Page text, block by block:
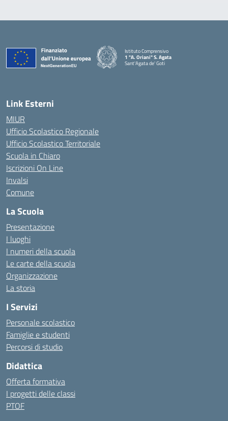
Istituto Comprensivo
1 "A. Oriani" S. Agata
Sant'Agata de' Goti
— Visita la pagina iniziale della scuola
Link Esterni
MIUR
Ufficio Scolastico Regionale
Ufficio Scolastico Territoriale
Scuola in Chiaro
Iscrizioni On Line
Invalsi
Comune
La Scuola
Presentazione
I luoghi
I numeri della scuola
Le carte della scuola
Organizzazione
La storia
I Servizi
Personale scolastico
Famiglie e studenti
Percorsi di studio
Didattica
Offerta formativa
I progetti delle classi
PTOF